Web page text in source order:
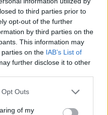
to third parties prior to
opt-out of the further
by third parties on the
This information may
on the IAB’s List of
further disclose it to other
Outs
of my
le gratin quelques
four permet aux
et à la texture de se
de se brûler en